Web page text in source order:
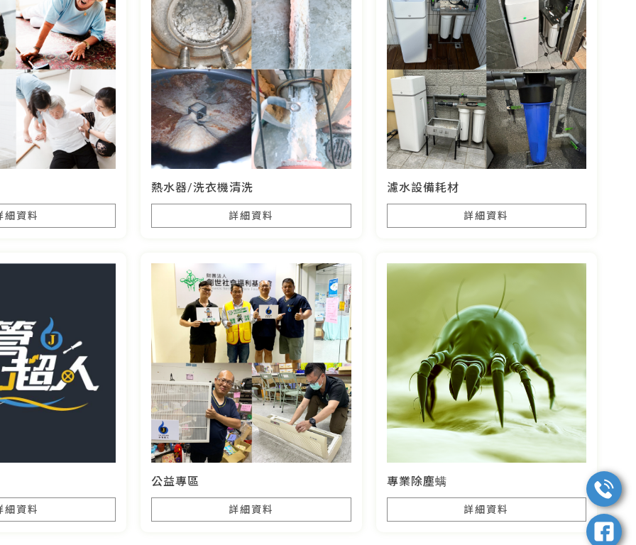
細資料
熱水器/洗衣機清洗
詳細資料
濾水設備耗材
詳細資料
細資料
公益專區
詳細資料
專業除塵螨
詳細資料